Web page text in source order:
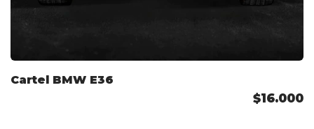
Cartel BMW E36
$16.000